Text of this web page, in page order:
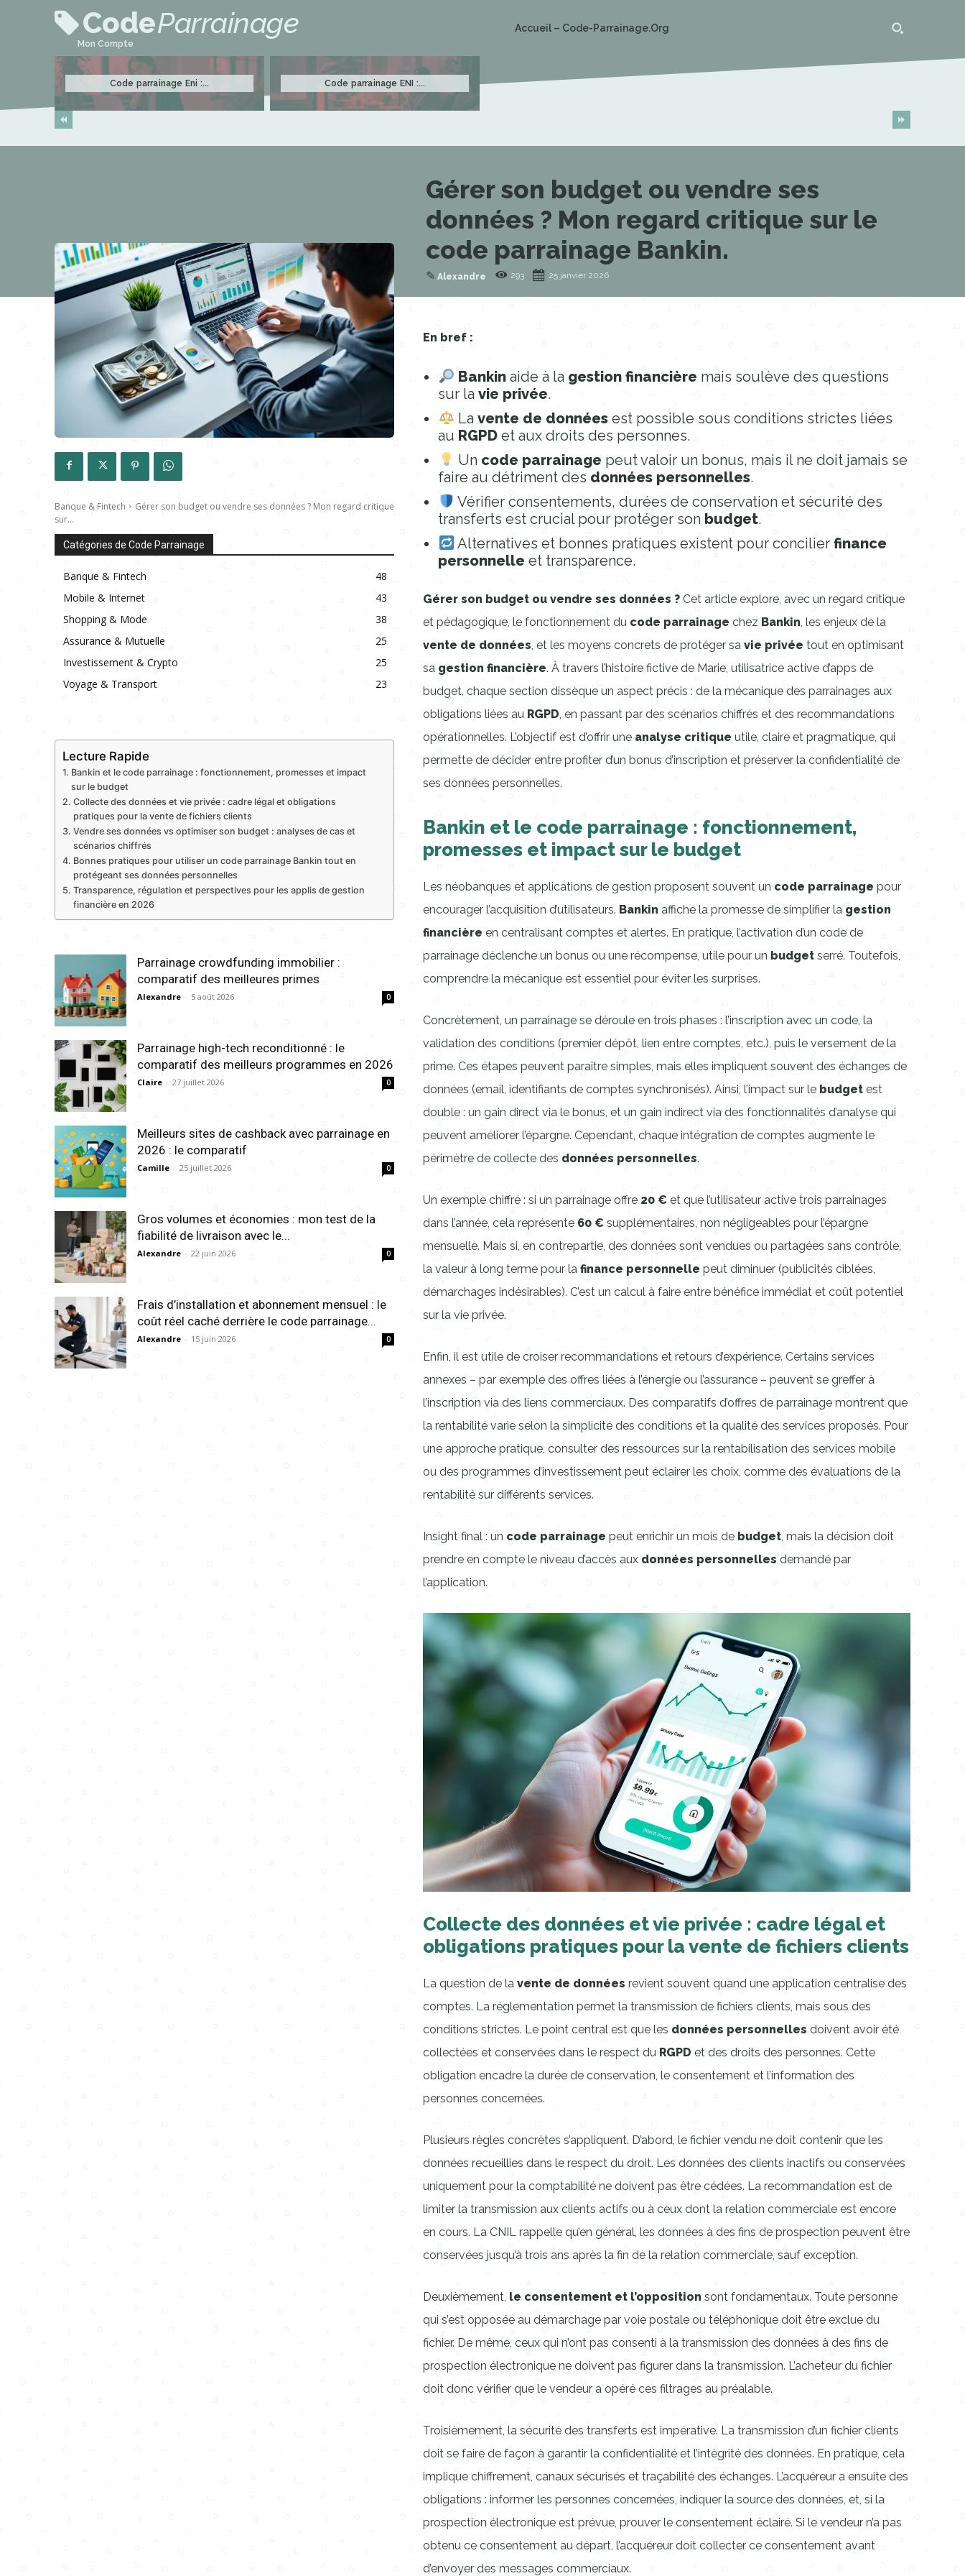
CodeParrainage
Mon Compte
Accueil – Code-Parrainage.org
Code parrainage Eni :... Code parrainage ENI :...
Gérer son budget ou vendre ses
données ? Mon regard critique sur le
code parrainage Bankin.
✎ Alexandre 293 25 janvier 2026
Banque & Fintech
Gérer son budget ou vendre ses données ? Mon regard critique
sur...
Catégories de Code Parrainage
Banque & Fintech
48
Mobile & Internet
43
Shopping & Mode
38
Assurance & Mutuelle
25
Investissement & Crypto
25
Voyage & Transport
23
Lecture Rapide
Bankin et le code parrainage : fonctionnement, promesses et impact
sur le budget
Collecte des données et vie privée : cadre légal et obligations
pratiques pour la vente de fichiers clients
Vendre ses données vs optimiser son budget : analyses de cas et
scénarios chiffrés
Bonnes pratiques pour utiliser un code parrainage Bankin tout en
protégeant ses données personnelles
Transparence, régulation et perspectives pour les applis de gestion
financière en 2026
Parrainage crowdfunding immobilier :
comparatif des meilleures primes
Alexandre - 5 août 2026 0
Parrainage high-tech reconditionné : le
comparatif des meilleurs programmes en 2026
Claire - 27 juillet 2026 0
Meilleurs sites de cashback avec parrainage en
2026 : le comparatif
Camille - 25 juillet 2026 0
Gros volumes et économies : mon test de la
fiabilité de livraison avec le...
Alexandre - 22 juin 2026 0
Frais d’installation et abonnement mensuel : le
coût réel caché derrière le code parrainage...
Alexandre - 15 juin 2026 0
En bref :
Bankin aide à la gestion financière mais soulève des questions
sur lavie privée.
Lavente de données est possible sous conditions strictes liées
au RGPD et aux droits des personnes.
Un code parrainage peut valoir un bonus, mais il ne doit jamais se
faire au détriment des données personnelles.
Vérifier consentements, durées de conservation et sécurité des
transferts est crucial pour protéger son budget.
Alternatives et bonnes pratiques existent pour concilierfinance
personnelle et transparence.
Gérer son budget ou vendre ses données ? Cet article explore, avec un regard critique
et pédagogique, le fonctionnement du code parrainage chez Bankin, les enjeux de la
vente de données, et les moyens concrets de protéger savie privée tout en optimisant
sa gestion financière. À travers l’histoire fictive de Marie, utilisatrice active d’apps de
budget, chaque section dissèque un aspect précis : de la mécanique des parrainages aux
obligations liées au RGPD, en passant par des scénarios chiffrés et des recommandations
opérationnelles. L’objectif est d’offrir une analyse critique utile, claire et pragmatique, qui
permette de décider entre profiter d’un bonus d’inscription et préserver la confidentialité de
ses données personnelles.
Bankin et le code parrainage : fonctionnement,
promesses et impact sur le budget
Les néobanques et applications de gestion proposent souvent un code parrainage pour
encourager l’acquisition d’utilisateurs. Bankin affiche la promesse de simplifier la gestion
financière en centralisant comptes et alertes. En pratique, l’activation d’un code de
parrainage déclenche un bonus ou une récompense, utile pour un budget serré. Toutefois,
comprendre la mécanique est essentiel pour éviter les surprises.
Concrètement, un parrainage se déroule en trois phases : l’inscription avec un code, la
validation des conditions (premier dépôt, lien entre comptes, etc.), puis le versement de la
prime. Ces étapes peuvent paraître simples, mais elles impliquent souvent des échanges de
données (email, identifiants de comptes synchronisés). Ainsi, l’impact sur le budget est
double : un gain direct via le bonus, et un gain indirect via des fonctionnalités d’analyse qui
peuvent améliorer l’épargne. Cependant, chaque intégration de comptes augmente le
périmètre de collecte des données personnelles.
Un exemple chiffré : si un parrainage offre 20 € et que l’utilisateur active trois parrainages
dans l’année, cela représente 60 € supplémentaires, non négligeables pour l’épargne
mensuelle. Mais si, en contrepartie, des données sont vendues ou partagées sans contrôle,
la valeur à long terme pour lafinance personnelle peut diminuer (publicités ciblées,
démarchages indésirables). C’est un calcul à faire entre bénéfice immédiat et coût potentiel
sur la vie privée.
Enfin, il est utile de croiser recommandations et retours d’expérience. Certains services
annexes – par exemple des offres liées à l’énergie ou l’assurance – peuvent se greffer à
l’inscription via des liens commerciaux. Des comparatifs d’offres de parrainage montrent que
la rentabilité varie selon la simplicité des conditions et la qualité des services proposés. Pour
une approche pratique, consulter des ressources sur la rentabilisation des services mobile
ou des programmes d’investissement peut éclairer les choix, comme des évaluations de la
rentabilité sur différents services.
Insight final : un code parrainage peut enrichir un mois de budget, mais la décision doit
prendre en compte le niveau d’accès aux données personnelles demandé par
l’application.
Collecte des données et vie privée : cadre légal et
obligations pratiques pour la vente de fichiers clients
La question de lavente de données revient souvent quand une application centralise des
comptes. La réglementation permet la transmission de fichiers clients, mais sous des
conditions strictes. Le point central est que les données personnelles doivent avoir été
collectées et conservées dans le respect du RGPD et des droits des personnes. Cette
obligation encadre la durée de conservation, le consentement et l’information des
personnes concernées.
Plusieurs règles concrètes s’appliquent. D’abord, le fichier vendu ne doit contenir que les
données recueillies dans le respect du droit. Les données des clients inactifs ou conservées
uniquement pour la comptabilité ne doivent pas être cédées. La recommandation est de
limiter la transmission aux clients actifs ou à ceux dont la relation commerciale est encore
en cours. La CNIL rappelle qu’en général, les données à des fins de prospection peuvent être
conservées jusqu’à trois ans après la fin de la relation commerciale, sauf exception.
Deuxièmement, le consentement et l’opposition sont fondamentaux. Toute personne
qui s’est opposée au démarchage par voie postale ou téléphonique doit être exclue du
fichier. De même, ceux qui n’ont pas consenti à la transmission des données à des fins de
prospection électronique ne doivent pas figurer dans la transmission. L’acheteur du fichier
doit donc vérifier que le vendeur a opéré ces filtrages au préalable.
Troisièmement, la sécurité des transferts est impérative. La transmission d’un fichier clients
doit se faire de façon à garantir la confidentialité et l’intégrité des données. En pratique, cela
implique chiffrement, canaux sécurisés et traçabilité des échanges. L’acquéreur a ensuite des
obligations : informer les personnes concernées, indiquer la source des données, et, si la
prospection électronique est prévue, prouver le consentement éclairé. Si le vendeur n’a pas
obtenu ce consentement au départ, l’acquéreur doit collecter ce consentement avant
d’envoyer des messages commerciaux.